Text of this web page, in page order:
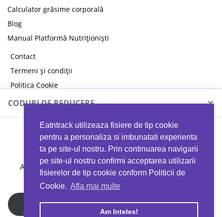
Eatntrack utilizeaza fisiere de tip cookie
pentru a personaliza si imbunatati experienta
ta pe site-ul nostru. Prin continuarea navigarii
pe site-ul nostru confirmi acceptarea utilizarii
fisierelor de tip cookie conform Politicii de
Cookie. Afla mai multe
Am Inteles!
Calculator grăsime corporală
Blog
Manual Platformă Nutriționiști
Contact
Termeni și condiții
Politica Cookie
Politica de confidențialitate
CODURI DE REDUCERE ×
MYPROTEIN
Ai 40%reducere la orice comandă folosind codul
EATTRACK
Profită acum